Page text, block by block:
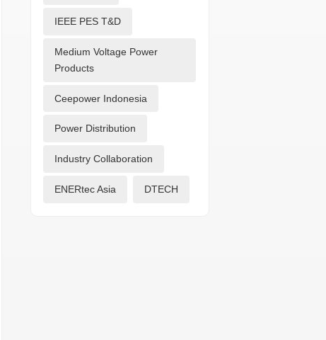
IEEE PES T&D
Medium Voltage Power
Products
Ceepower Indonesia
Power Distribution
Industry Collaboration
ENERtec Asia DTECH